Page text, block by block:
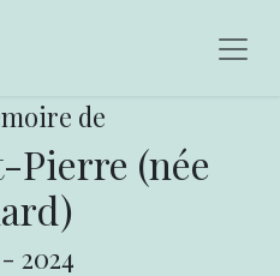
de
Pierre (née
- 2024